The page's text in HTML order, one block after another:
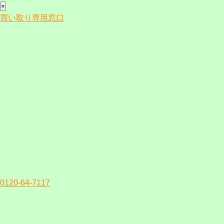
×
買い取り専用窓口
0120-64-7117